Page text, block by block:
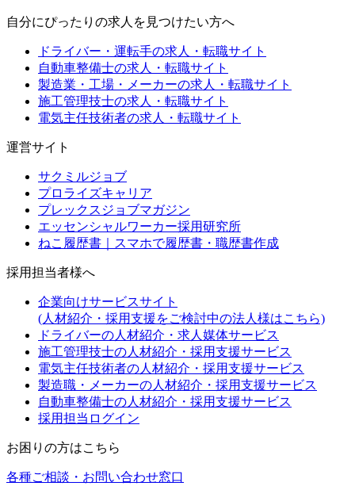
自分にぴったりの求人を見つけたい方へ
ドライバー・運転手の求人・転職サイト
自動車整備士の求人・転職サイト
製造業・工場・メーカーの求人・転職サイト
施工管理技士の求人・転職サイト
電気主任技術者の求人・転職サイト
運営サイト
サクミルジョブ
プロライズキャリア
プレックスジョブマガジン
エッセンシャルワーカー採用研究所
ねこ履歴書｜スマホで履歴書・職歴書作成
採用担当者様へ
企業向けサービスサイト
(人材紹介・採用支援をご検討中の法人様はこちら)
ドライバーの人材紹介・求人媒体サービス
施工管理技士の人材紹介・採用支援サービス
電気主任技術者の人材紹介・採用支援サービス
製造職・メーカーの人材紹介・採用支援サービス
自動車整備士の人材紹介・採用支援サービス
採用担当ログイン
お困りの方はこちら
各種ご相談・お問い合わせ窓口